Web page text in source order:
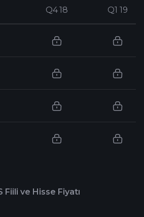
Q4 18 Q1 19
Q4 18 Q1 19
Fiili ve Hisse Fiyatı